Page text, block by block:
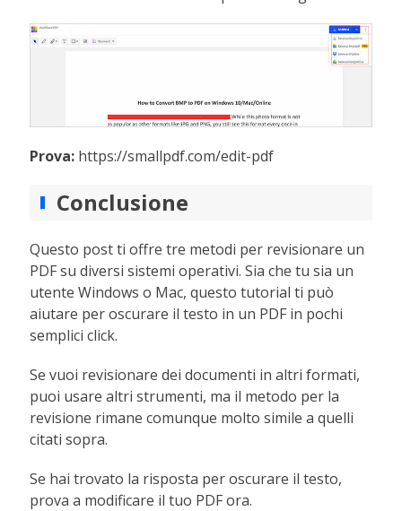
Prova: https://smallpdf.com/edit-pdf
Conclusione
Questo post ti offre tre metodi per revisionare un
PDF su diversi sistemi operativi. Sia che tu sia un
utente Windows o Mac, questo tutorial ti può
aiutare per oscurare il testo in un PDF in pochi
semplici click.
Se vuoi revisionare dei documenti in altri formati,
puoi usare altri strumenti, ma il metodo per la
revisione rimane comunque molto simile a quelli
citati sopra.
Se hai trovato la risposta per oscurare il testo,
prova a modificare il tuo PDF ora.